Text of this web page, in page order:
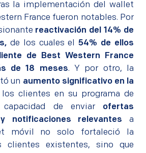
la implementación del wallet
France fueron notables. Por
reactivación del 14% de
de los cuales el54% de ellos
de Best Western France
de 18 meses. Y por otro, la
un aumento significativo en la
los clientes en su programa de
capacidad de enviar ofertas
notificaciones relevantes a
móvil no solo fortaleció la
clientes existentes, sino que